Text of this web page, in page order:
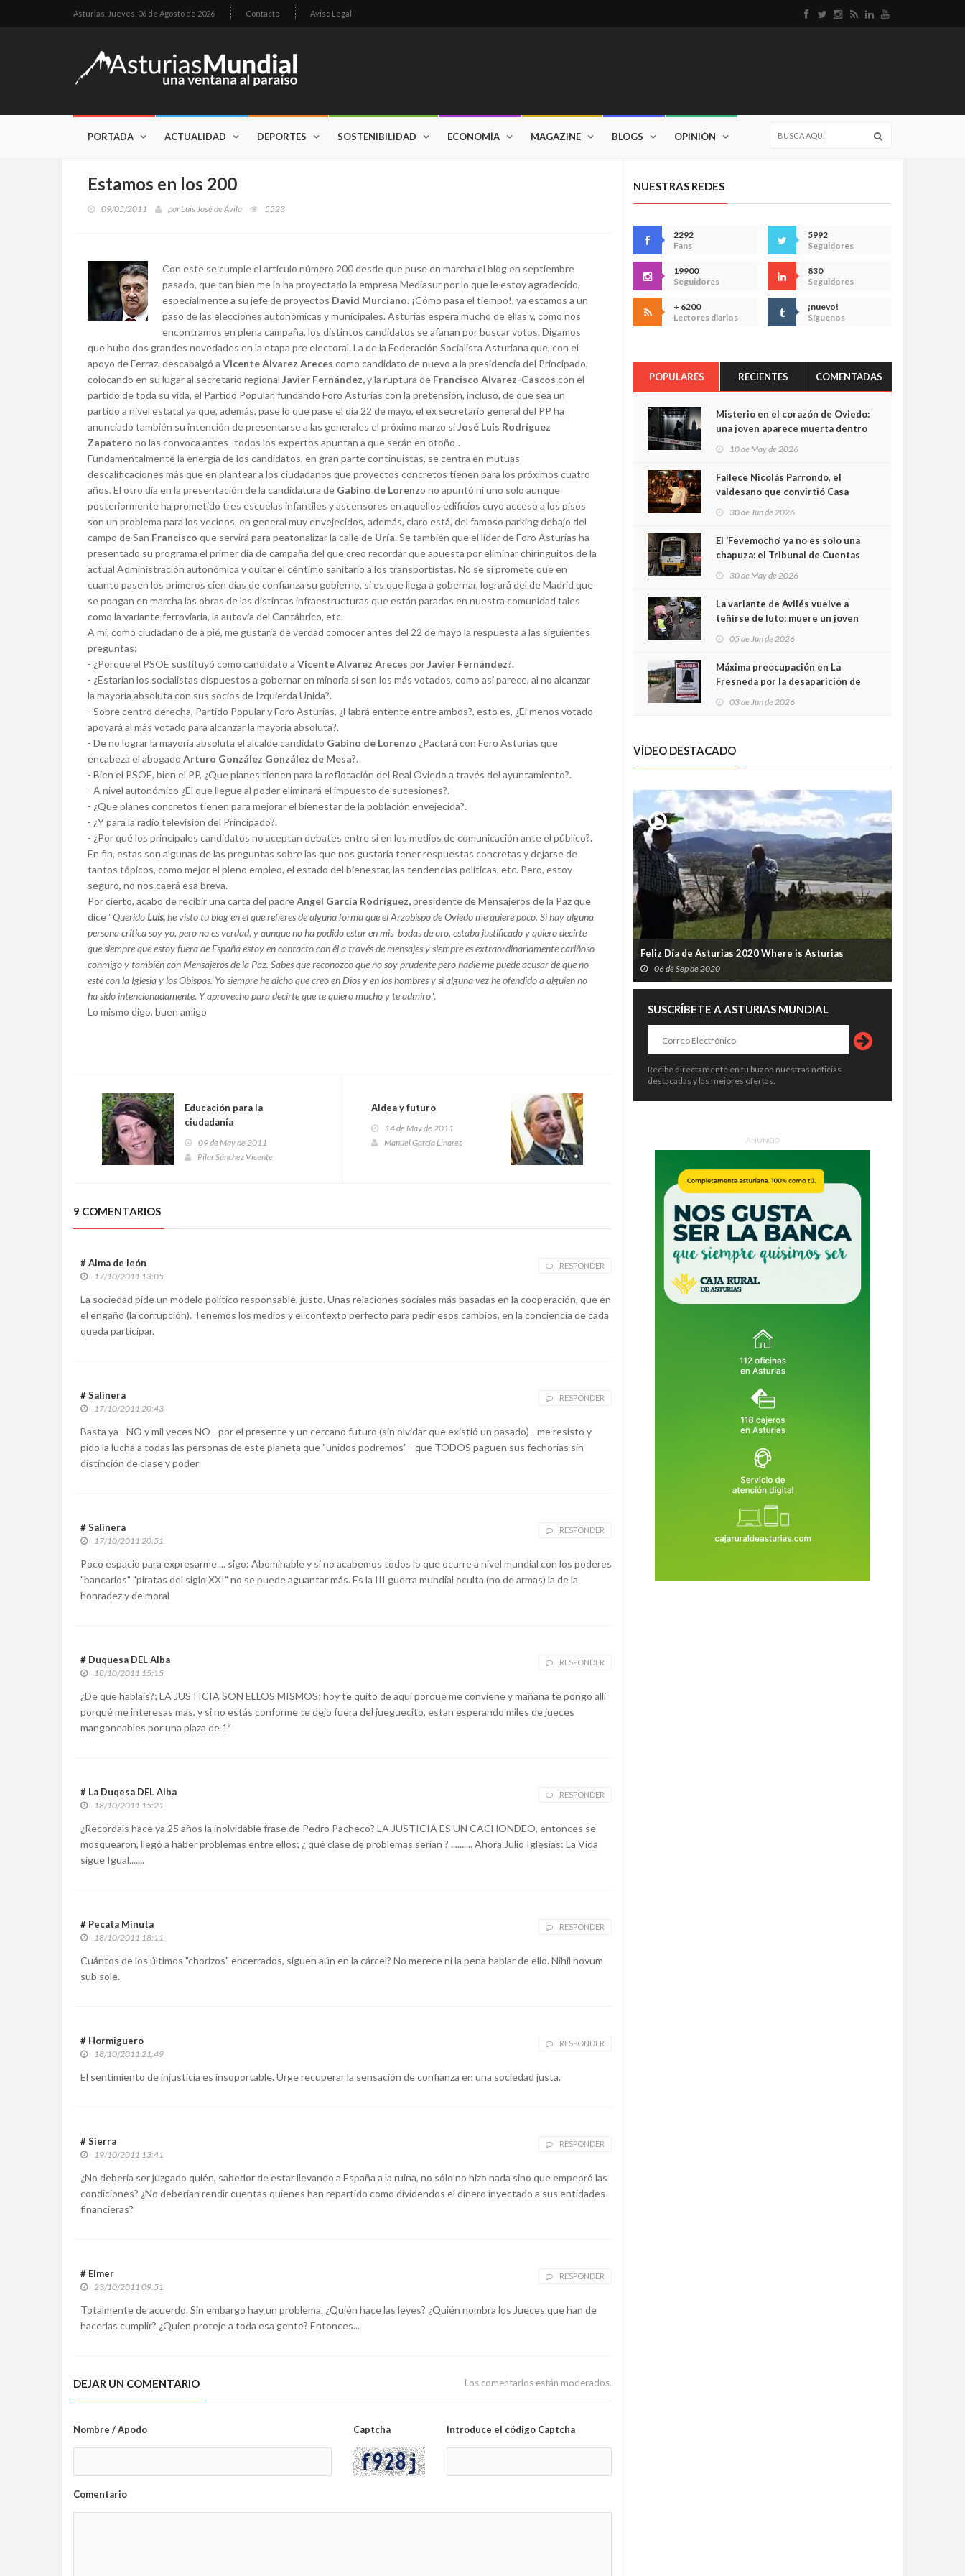
Asturias, Jueves, 06 de Agosto de 2026 Contacto Aviso Legal
PORTADA ACTUALIDAD DEPORTES SOSTENIBILIDAD ECONOMÍA MAGAZINE BLOGS OPINIÓN
Estamos en los 200
09/05/2011 porLuis José de Ávila 5523
Con este se cumple el artículo número 200 desde que puse en marcha el blog en septiembre
pasado, que tan bien me lo ha proyectado la empresa Mediasur por lo que le estoy agradecido,
especialmente a su jefe de proyectos David Murciano. ¡Cómo pasa el tiempo!, ya estamos a un
paso de las elecciones autonómicas y municipales. Asturias espera mucho de ellas y, como nos
encontramos en plena campaña, los distintos candidatos se afanan por buscar votos. Digamos
que hubo dos grandes novedades en la etapa pre electoral. La de la Federación Socialista Asturiana que, con el
apoyo de Ferraz, descabalgó a Vicente Alvarez Areces como candidato de nuevo a la presidencia del Principado,
colocando en su lugar al secretario regional Javier Fernández,y la ruptura de Francisco Alvarez-Cascos con el
partido de toda su vida, el Partido Popular, fundando Foro Asturias con la pretensión, incluso, de que sea un
partido a nivel estatal ya que, además, pase lo que pase el día 22 de mayo, el ex secretario general del PP ha
anunciado también su intención de presentarse a las generales el próximo marzo siJosé Luis Rodríguez
Zapatero no las convoca antes -todos los expertos apuntan a que serán en otoño-.
Fundamentalmente la energía de los candidatos, en gran parte continuistas, se centra en mutuas
descalificaciones más que en plantear a los ciudadanos que proyectos concretos tienen para los próximos cuatro
años. El otro día en la presentación de la candidatura de Gabino de Lorenzo no apuntó ni uno solo aunque
posteriormente ha prometido tres escuelas infantiles y ascensores en aquellos edificios cuyo acceso a los pisos
son un problema para los vecinos, en general muy envejecidos, además, claro está, del famoso parking debajo del
campo de San Francisco que servirá para peatonalizar la calle de Uría.Se también que el líder de Foro Asturias ha
presentado su programa el primer día de campaña del que creo recordar que apuesta por eliminar chiringuitos de la
actual Administración autonómica y quitar el céntimo sanitario a los transportistas. No se si promete que en
cuanto pasen los primeros cien días de confianza su gobierno, si es que llega a gobernar, logrará del de Madrid que
se pongan en marcha las obras de las distintas infraestructuras que están paradas en nuestra comunidad tales
como la variante ferroviaria, la autovía del Cantábrico, etc.
A mi, como ciudadano de a pié, me gustaría de verdad comocer antes del 22 de mayo la respuesta a las siguientes
preguntas:
- ¿Porque el PSOE sustituyó como candidato a Vicente Alvarez Areces porJavier Fernández?.
- ¿Estarían los socialistas dispuestos a gobernar en minoría si son los más votados, como así parece, al no alcanzar
la mayoría absoluta con sus socios de Izquierda Unida?.
- Sobre centro derecha, Partido Popular y Foro Asturias, ¿Habrá entente entre ambos?, esto es, ¿El menos votado
apoyará al más votado para alcanzar la mayoría absoluta?.
- De no lograr la mayoría absoluta el alcalde candidato Gabino de Lorenzo ¿Pactará con Foro Asturias que
encabeza el abogado Arturo González González de Mesa?.
- Bien el PSOE, bien el PP, ¿Que planes tienen para la reflotación del Real Oviedo a través del ayuntamiento?.
- A nivel autonómico ¿El que llegue al poder eliminará el impuesto de sucesiones?.
- ¿Que planes concretos tienen para mejorar el bienestar de la población envejecida?.
- ¿Y para la radio televisión del Principado?.
- ¿Por qué los principales candidatos no aceptan debates entre si en los medios de comunicación ante el público?.
En fin, estas son algunas de las preguntas sobre las que nos gustaría tener respuestas concretas y dejarse de
tantos tópicos, como mejor el pleno empleo, el estado del bienestar, las tendencias políticas, etc. Pero, estoy
seguro, no nos caerá esa breva.
Por cierto, acabo de recibir una carta del padreAngel García Rodríguez,presidente de Mensajeros de la Paz que
dice “QueridoLuis,he visto tu blog en el que refieres de alguna forma que el Arzobispo de Oviedo me quiere poco. Si hay alguna
persona crítica soy yo, pero no es verdad, y aunque no ha podido estar en mis bodas de oro, estaba justificado y quiero decirte
que siempre que estoy fuera de España estoy en contacto con él a través de mensajes y siempre es extraordinariamente cariñoso
conmigo y también con Mensajeros de la Paz. Sabes que reconozco que no soy prudente pero nadie me puede acusar de que no
esté con la Iglesia y los Obispos. Yo siempre he dicho que creo en Dios y en los hombres y si alguna vez he ofendido a alguien no
ha sido intencionadamente. Y aprovecho para decirte que te quiero mucho y te admiro“.
Lo mismo digo, buen amigo
Educación para la
ciudadanía
09 de May de 2011
Pilar Sánchez Vicente
Aldea y futuro
14 de May de 2011
Manuel García Linares
9 COMENTARIOS
# Alma de león RESPONDER
17/10/2011 13:05
La sociedad pide un modelo político responsable, justo. Unas relaciones sociales más basadas en la cooperación, que en
el engaño (la corrupción). Tenemos los medios y el contexto perfecto para pedir esos cambios, en la conciencia de cada
queda participar.
# Salinera RESPONDER
17/10/2011 20:43
Basta ya - NO y mil veces NO - por el presente y un cercano futuro (sin olvidar que existió un pasado) - me resisto y
pido la lucha a todas las personas de este planeta que "unidos podremos" - que TODOS paguen sus fechorias sin
distinción de clase y poder
# Salinera RESPONDER
17/10/2011 20:51
Poco espacio para expresarme ... sigo: Abominable y si no acabemos todos lo que ocurre a nivel mundial con los poderes
"bancarios" "piratas del siglo XXI" no se puede aguantar más. Es la III guerra mundial oculta (no de armas) la de la
honradez y de moral
# Duquesa DEL Alba RESPONDER
18/10/2011 15:15
¿De que hablais?; LA JUSTICIA SON ELLOS MISMOS; hoy te quito de aquí porqué me conviene y mañana te pongo allí
porqué me interesas mas, y si no estás conforme te dejo fuera del jueguecito, estan esperando miles de jueces
mangoneables por una plaza de 1ª
# La Duqesa DEL Alba RESPONDER
18/10/2011 15:21
¿Recordais hace ya 25 años la inolvidable frase de Pedro Pacheco? LA JUSTICIA ES UN CACHONDEO, entonces se
mosquearon, llegó a haber problemas entre ellos; ¿ qué clase de problemas serían ? .......... Ahora Julio Iglesias: La Vida
sigue Igual.......
# Pecata Minuta RESPONDER
18/10/2011 18:11
Cuántos de los últimos "chorizos" encerrados, siguen aún en la cárcel? No merece ni la pena hablar de ello. Nihil novum
sub sole.
# Hormiguero RESPONDER
18/10/2011 21:49
El sentimiento de injusticia es insoportable. Urge recuperar la sensación de confianza en una sociedad justa.
# Sierra RESPONDER
19/10/2011 13:41
¿No debería ser juzgado quién, sabedor de estar llevando a España a la ruina, no sólo no hizo nada sino que empeoró las
condiciones? ¿No deberían rendir cuentas quienes han repartido como dividendos el dinero inyectado a sus entidades
financieras?
# Elmer RESPONDER
23/10/2011 09:51
Totalmente de acuerdo. Sin embargo hay un problema. ¿Quién hace las leyes? ¿Quién nombra los Jueces que han de
hacerlas cumplir? ¿Quien proteje a toda esa gente? Entonces...
DEJAR UN COMENTARIO Los comentarios están moderados.
Nombre / Apodo Captcha Introduce el código Captcha
Comentario
NUESTRAS REDES
2292
Fans
5992
Seguidores
19900
Seguidores
830
Seguidores
+ 6200
Lectores diarios
¡nuevo!
Síguenos
POPULARES RECIENTES COMENTADAS
Misterio en el corazón de Oviedo:
una joven aparece muerta dentro
cámaras captan sus últimos
minutos
10 de May de 2026
Fallece Nicolás Parrondo, el
valdesano que convirtió Casa
30 de Jun de 2026
El ‘Fevemocho’ ya no es solo una
chapuza: el Tribunal de Cuentas
sobrecoste de los trenes que no
cabían por los túneles
30 de May de 2026
La variante de Avilés vuelve a
teñirse de luto: muere un joven
05 de Jun de 2026
Máxima preocupación en La
Fresneda por la desaparición de
03 de Jun de 2026
VÍDEO DESTACADO
Feliz Día de Asturias 2020 Where is Asturias
06 de Sep de 2020
SUSCRÍBETE A ASTURIAS MUNDIAL
Recibe directamente en tu buzón nuestras noticias
destacadas y las mejores ofertas.
ANUNCIO